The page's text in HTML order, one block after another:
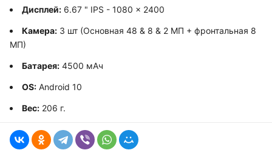
Дисплей: 6.67 " IPS - 1080 x 2400
Камера: 3 шт (Основная 48 & 8 & 2 МП + фронтальная 8
МП)
Батарея: 4500 мАч
OS: Android 10
Вес: 206 г.